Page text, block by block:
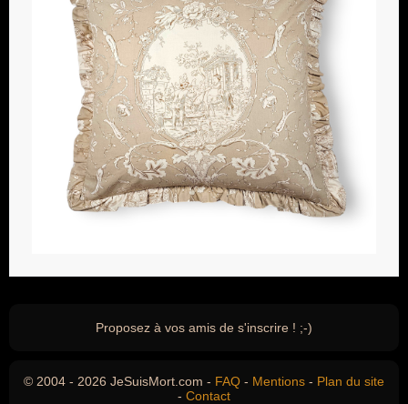
Proposez à vos amis de s'inscrire ! ;-)
© 2004 - 2026 JeSuisMort.com - FAQ - Mentions - Plan du site
- Contact